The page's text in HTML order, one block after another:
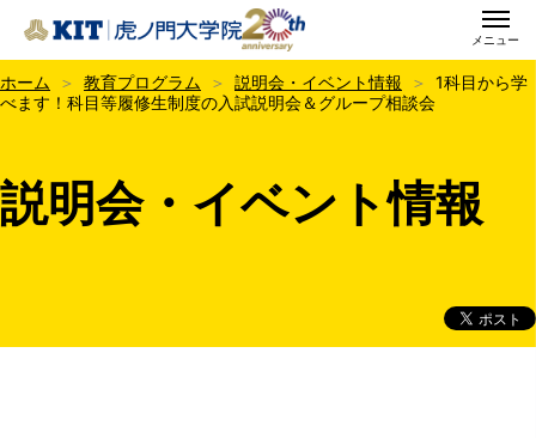
KIT虎ノ門大学院
メニュー
ホーム 教育プログラム 説明会・イベント情報
1科目から学
べます！科目等履修生制度の入試説明会＆グループ相談会
説明会・イベント情報